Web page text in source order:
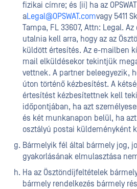
fizikai címre; és (ii) ha az
aLegal@OPSWAT.comvagy 5411
Tampa, FL 33607, Attn: Legal.
utalnia kell arra, hogy az az
küldött értesítés. Az e-mailben
mail elküldésekor tekintjük
vettnek. A partner beleegyezik,
úton történő kézbesítést. A
értesítést kézbesítettnek kell
időpontjában, ha azt
és két munkanapon belül, ha
osztályú postai küldeményként
Bármelyik fél által bármely jog,
gyakorlásának elmulasztása
Ha az Ösztöndíjfeltételek
bármely rendelkezés bármely